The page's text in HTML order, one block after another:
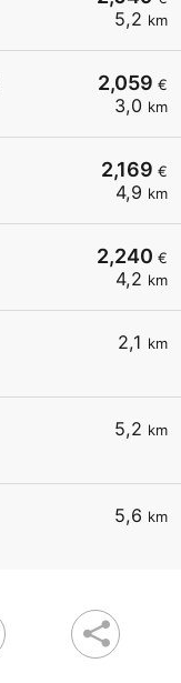
5,2 km
2,059 €
3,0 km
2,169 €
4,9 km
2,240 €
4,2 km
2,1 km
5,2 km
5,6 km